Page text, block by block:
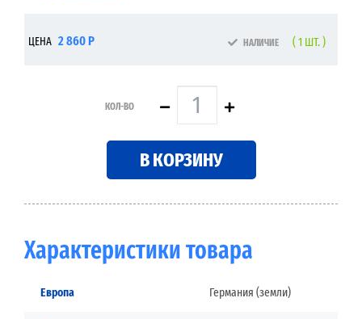
ЦЕНА 2 860 Р НАЛИЧИЕ ( 1 ШТ. )
КОЛ-ВО
В КОРЗИНУ
Характеристики товара
Европа Германия (земли)